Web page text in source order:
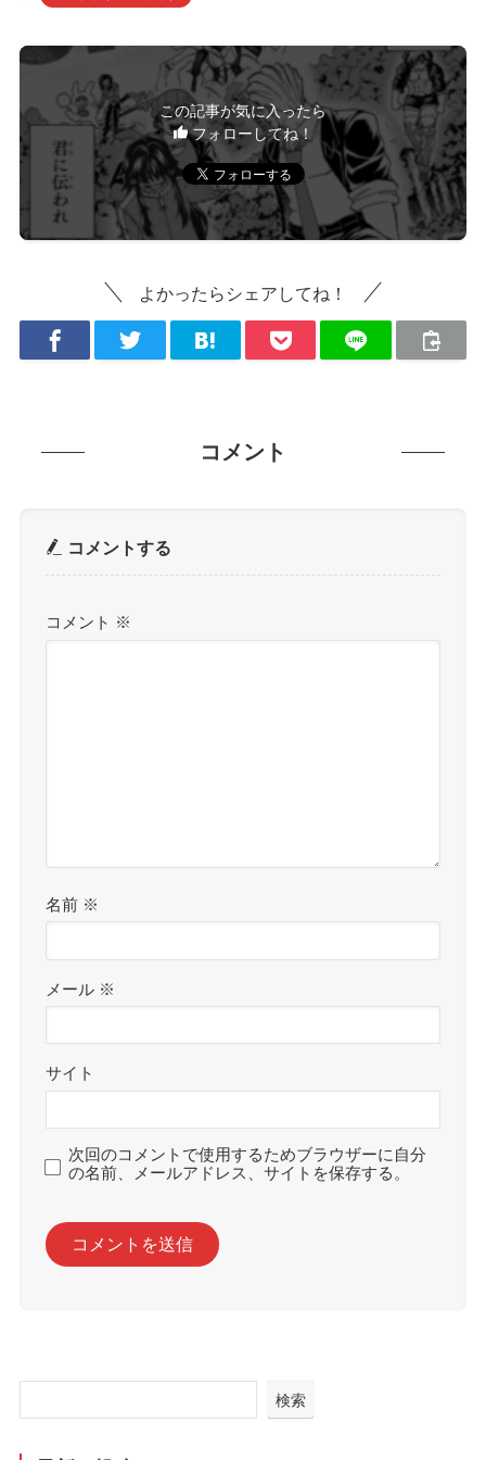
この記事が気に入ったら
フォローしてね！
よかったらシェアしてね！
コメント
コメントする
コメント ※
名前 ※
メール ※
サイト
次回のコメントで使用するためブラウザーに自分
の名前、メールアドレス、サイトを保存する。
検索